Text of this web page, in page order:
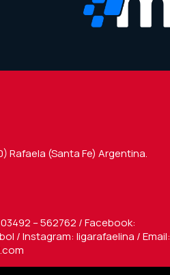
Rafaela (Santa Fe) Argentina.
– 562762 / Facebook:
/ Instagram: ligarafaelina / Email: